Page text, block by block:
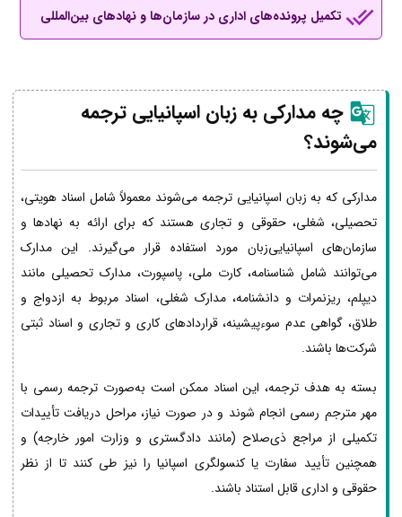
تکمیل پرونده‌های اداری در سازمان‌ها و نهادهای بین‌المللی
چه مدارکی به زبان اسپانیایی ترجمه
می‌شوند؟
مدارکی که به زبان اسپانیایی ترجمه می‌شوند معمولاً شامل اسناد هویتی،
تحصیلی، شغلی، حقوقی و تجاری هستند که برای ارائه به نهادها و
سازمان‌های اسپانیایی‌زبان مورد استفاده قرار می‌گیرند. این مدارک
می‌توانند شامل شناسنامه، کارت ملی، پاسپورت، مدارک تحصیلی مانند
دیپلم، ریزنمرات و دانشنامه، مدارک شغلی، اسناد مربوط به ازدواج و
طلاق، گواهی عدم سوءپیشینه، قراردادهای کاری و تجاری و اسناد ثبتی
شرکت‌ها باشند.
بسته به هدف ترجمه، این اسناد ممکن است به‌صورت ترجمه رسمی با
مهر مترجم رسمی انجام شوند و در صورت نیاز، مراحل دریافت تأییدات
تکمیلی از مراجع ذی‌صلاح (مانند دادگستری و وزارت امور خارجه) و
همچنین تأیید سفارت یا کنسولگری اسپانیا را نیز طی کنند تا از نظر
حقوقی و اداری قابل استناد باشند.